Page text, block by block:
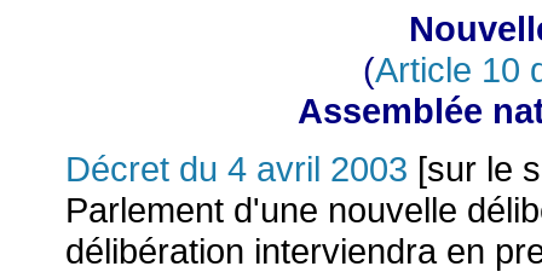
(Article 10
Assemblée
Décret du 4 avril 2003 [sur le
Parlement d'une nouvelle
délibération interviendra en